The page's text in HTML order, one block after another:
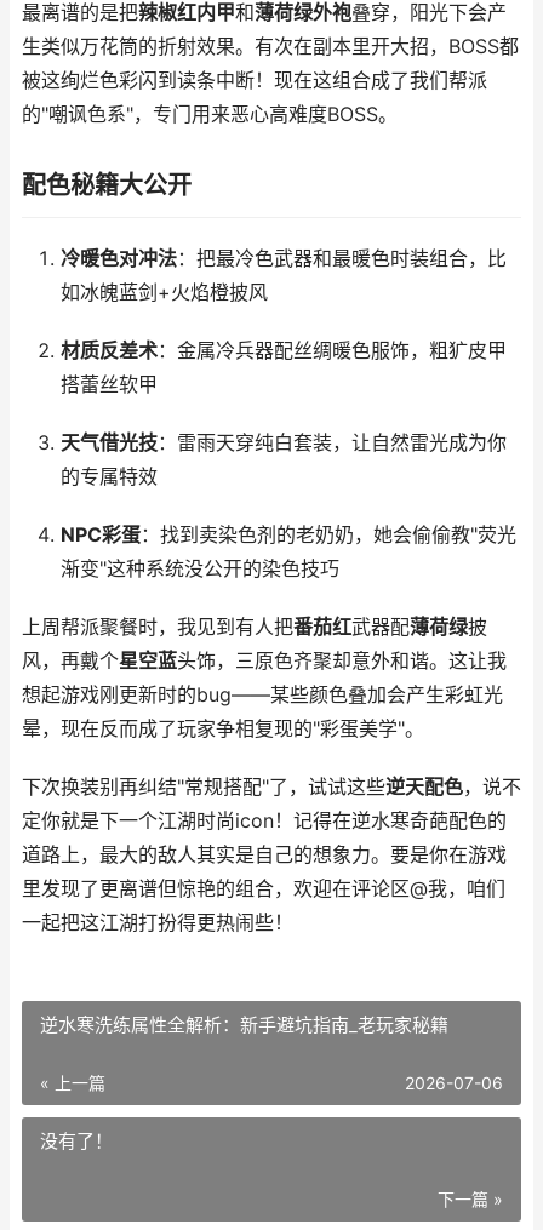
最离谱的是把辣椒红内甲和薄荷绿外袍叠穿，阳光下会产
生类似万花筒的折射效果。有次在副本里开大招，BOSS都
被这绚烂色彩闪到读条中断！现在这组合成了我们帮派
的"嘲讽色系"，专门用来恶心高难度BOSS。
配色秘籍大公开
冷暖色对冲法：把最冷色武器和最暖色时装组合，比
如冰魄蓝剑+火焰橙披风
材质反差术：金属冷兵器配丝绸暖色服饰，粗犷皮甲
搭蕾丝软甲
天气借光技：雷雨天穿纯白套装，让自然雷光成为你
的专属特效
NPC彩蛋：找到卖染色剂的老奶奶，她会偷偷教"荧光
渐变"这种系统没公开的染色技巧
上周帮派聚餐时，我见到有人把番茄红武器配薄荷绿披
风，再戴个星空蓝头饰，三原色齐聚却意外和谐。这让我
想起游戏刚更新时的bug——某些颜色叠加会产生彩虹光
晕，现在反而成了玩家争相复现的"彩蛋美学"。
下次换装别再纠结"常规搭配"了，试试这些逆天配色，说不
定你就是下一个江湖时尚icon！记得在逆水寒奇葩配色的
道路上，最大的敌人其实是自己的想象力。要是你在游戏
里发现了更离谱但惊艳的组合，欢迎在评论区@我，咱们
一起把这江湖打扮得更热闹些！
逆水寒洗练属性全解析：新手避坑指南_老玩家秘籍
« 上一篇 2026-07-06
没有了！
下一篇 »